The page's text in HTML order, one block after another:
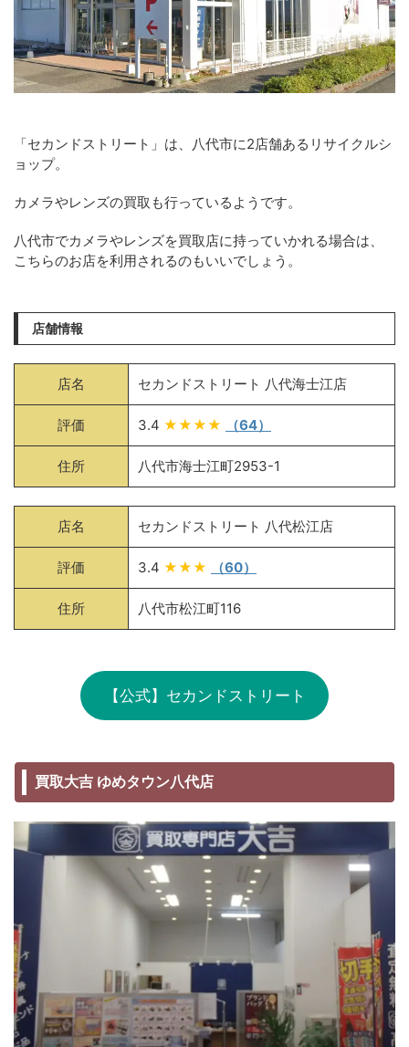
「セカンドストリート」は、八代市に2店舗あるリサイクルシ
ョップ。
カメラやレンズの買取も行っているようです。
八代市でカメラやレンズを買取店に持っていかれる場合は、
こちらのお店を利用されるのもいいでしょう。
店舗情報
店名 セカンドストリート 八代海士江店
評価 3.4 ★★★★ （64）
住所 八代市海士江町2953-1
店名 セカンドストリート 八代松江店
評価 3.4 ★★★ （60）
住所 八代市松江町116
【公式】セカンドストリート
買取大吉 ゆめタウン八代店